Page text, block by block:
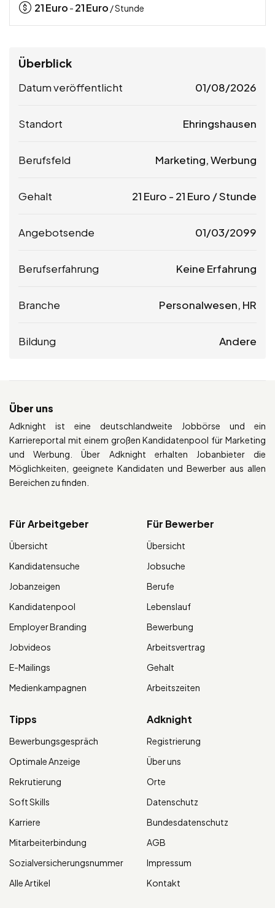
21Euro - 21Euro / Stunde
Überblick
Datum veröffentlicht 01/08/2026
Standort Ehringshausen
Berufsfeld Marketing, Werbung
Gehalt 21 Euro - 21 Euro / Stunde
Angebotsende 01/03/2099
Berufserfahrung Keine Erfahrung
Branche Personalwesen, HR
Bildung Andere
Über uns
Adknight ist eine deutschlandweite Jobbörse und ein
Karriereportal mit einem großen Kandidatenpool für Marketing
und Werbung. Über Adknight erhalten Jobanbieter die
Möglichkeiten, geeignete Kandidaten und Bewerber aus allen
Bereichen zu finden.
Für Arbeitgeber
Übersicht
Kandidatensuche
Jobanzeigen
Kandidatenpool
Employer Branding
Jobvideos
E-Mailings
Medienkampagnen
Für Bewerber
Übersicht
Jobsuche
Berufe
Lebenslauf
Bewerbung
Arbeitsvertrag
Gehalt
Arbeitszeiten
Tipps
Bewerbungsgespräch
Optimale Anzeige
Rekrutierung
Soft Skills
Karriere
Mitarbeiterbindung
Sozialversicherungsnummer
Alle Artikel
Adknight
Registrierung
Über uns
Orte
Datenschutz
Bundesdatenschutz
AGB
Impressum
Kontakt